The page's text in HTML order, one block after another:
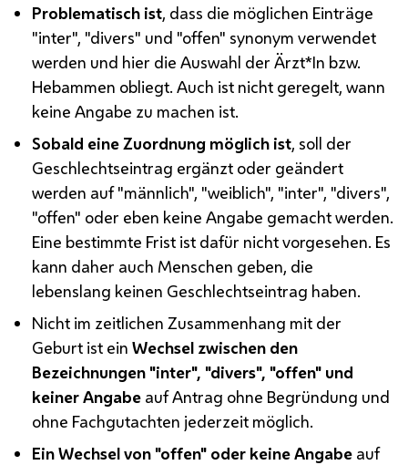
Problematisch ist, dass die möglichen Einträge
"inter", "divers" und "offen" synonym verwendet
werden und hier die Auswahl der Ärzt*In bzw.
Hebammen obliegt. Auch ist nicht geregelt, wann
keine Angabe zu machen ist.
Sobald eine Zuordnung möglich ist, soll der
Geschlechtseintrag ergänzt oder geändert
werden auf "männlich", "weiblich", "inter", "divers",
"offen" oder eben keine Angabe gemacht werden.
Eine bestimmte Frist ist dafür nicht vorgesehen. Es
kann daher auch Menschen geben, die
lebenslang keinen Geschlechtseintrag haben.
Nicht im zeitlichen Zusammenhang mit der
Geburt ist einWechsel zwischen den
Bezeichnungen "inter", "divers", "offen" und
keiner Angabe auf Antrag ohne Begründung und
ohne Fachgutachten jederzeit möglich.
Ein Wechsel von "offen" oder keine Angabe auf